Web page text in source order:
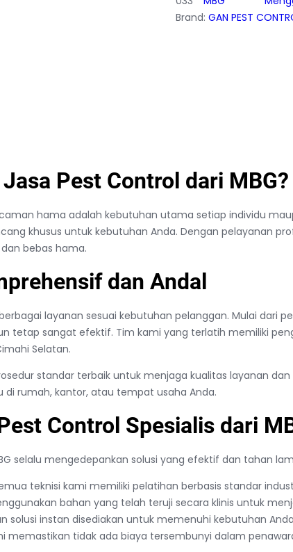
Brand: GAN PEST
Pest Control dari MBG?
hama adalah kebutuhan utama setiap individu
khusus untuk kebutuhan Anda. Dengan pelayanan
bebas hama.
dan Andal
layanan sesuai kebutuhan pelanggan. Mulai
tetap sangat efektif. Tim kami yang terlatih memiliki
Selatan.
standar terbaik untuk menjaga kualitas layanan
di rumah, kantor, atau tempat usaha Anda.
Control Spesialis dari
selalu mengedepankan solusi yang efektif dan tahan
teknisi kami memiliki pelatihan berbasis standar
bahan yang telah teruji secara klinis untuk
solusi instan disediakan untuk memenuhi kebutuhan
memastikan tidak ada biaya tersembunyi dalam